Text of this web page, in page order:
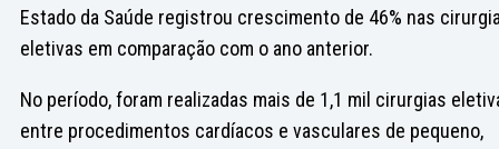
Estado da Saúde registrou crescimento de 46% nas
eletivas em comparação com o ano anterior.
No período, foram realizadas mais de 1,1 mil cirurgias
entre procedimentos cardíacos e vasculares de pequeno,